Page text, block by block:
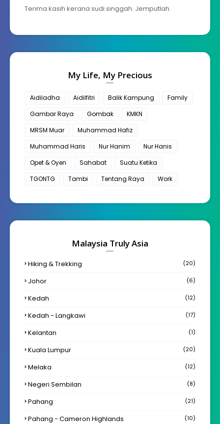
Terima kasih kerana sudi singgah. Jemputlah.
My Life, My Precious
Aidiladha Aidilfitri Balik Kampung
Family
Gambar Raya
Gombak
KMKN
MRSM Muar
Muhammad Hafiz
Muhammad Haris
Nur Hanim
Nur Hanis
Opet & Oyen
Sahabat
Suatu Ketika
TGONTG
Tambi Tentang Raya Work
Malaysia Truly Asia
Hiking & Trekking (20)
Johor (6)
Kedah (12)
Kedah - Langkawi (17)
Kelantan (1)
Kuala Lumpur (20)
Melaka (12)
Negeri Sembilan (8)
Pahang (21)
Pahang - Cameron Highlands (10)